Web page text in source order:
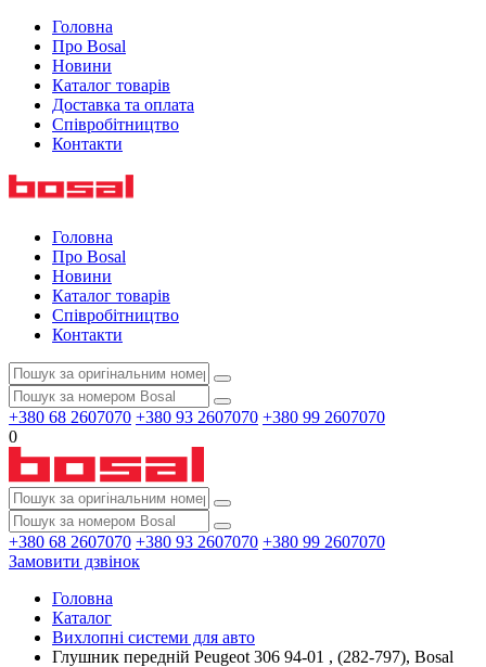
Головна
Про Bosal
Новини
Каталог товарів
Доставка та оплата
Співробітництво
Контакти
Головна
Про Bosal
Новини
Каталог товарів
Співробітництво
Контакти
+380 68 2607070 +380 93 2607070 +380 99 2607070
0
+380 68 2607070 +380 93 2607070 +380 99 2607070
Замовити дзвінок
Головна
Каталог
Вихлопні системи для авто
Глушник передній Peugeot 306 94-01 , (282-797), Bosal